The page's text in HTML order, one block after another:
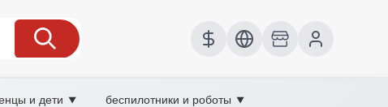
и дети ▼ беспилотники и роботы ▼